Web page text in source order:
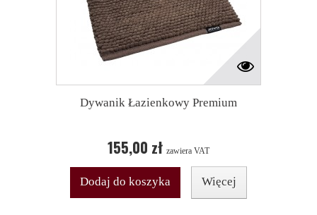
Dywanik Łazienkowy Premium
155,00 zł zawiera VAT
Dodaj do koszyka Więcej